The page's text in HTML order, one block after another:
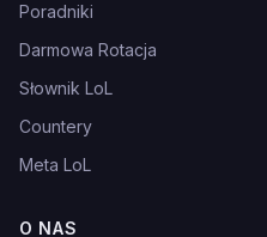
Poradniki
Darmowa Rotacja
Słownik LoL
Countery
Meta LoL
O NAS